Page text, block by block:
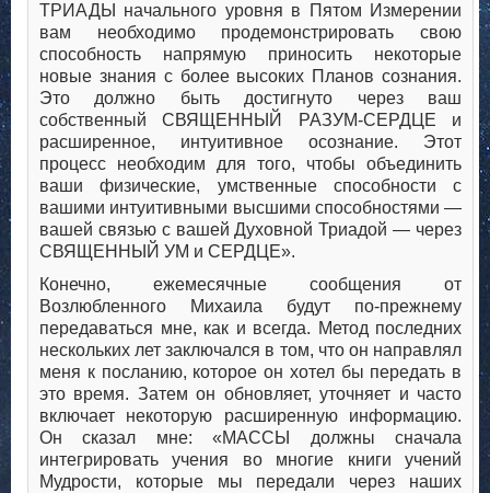
ТРИАДЫ начального уровня в Пятом Измерении
вам необходимо продемонстрировать свою
способность напрямую приносить некоторые
новые знания с более высоких Планов сознания.
Это должно быть достигнуто через ваш
собственный СВЯЩЕННЫЙ РАЗУМ-СЕРДЦЕ и
расширенное, интуитивное осознание. Этот
процесс необходим для того, чтобы объединить
ваши физические, умственные способности с
вашими интуитивными высшими способностями —
вашей связью с вашей Духовной Триадой — через
СВЯЩЕННЫЙ УМ и СЕРДЦЕ».
Конечно, ежемесячные сообщения от
Возлюбленного Михаила будут по-прежнему
передаваться мне, как и всегда. Метод последних
нескольких лет заключался в том, что он направлял
меня к посланию, которое он хотел бы передать в
это время. Затем он обновляет, уточняет и часто
включает некоторую расширенную информацию.
Он сказал мне: «МАССЫ должны сначала
интегрировать учения во многие книги учений
Мудрости, которые мы передали через наших